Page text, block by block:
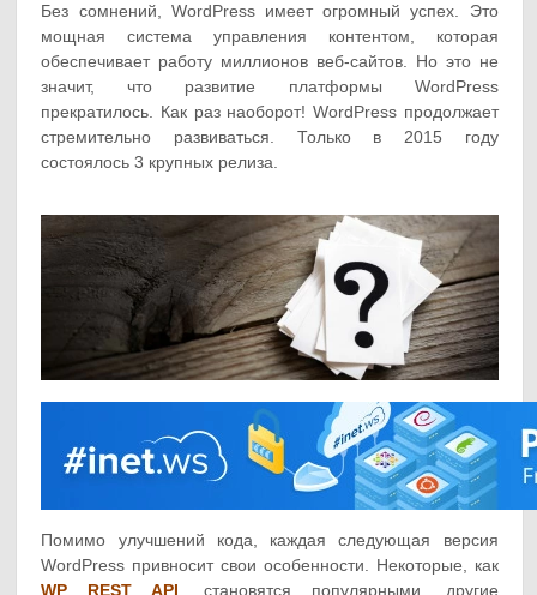
Без сомнений, WordPress имеет огромный успех. Это
мощная система управления контентом, которая
обеспечивает работу миллионов веб-сайтов. Но это не
значит, что развитие платформы WordPress
прекратилось. Как раз наоборот! WordPress продолжает
стремительно развиваться. Только в 2015 году
состоялось 3 крупных релиза.
Помимо улучшений кода, каждая следующая версия
WordPress привносит свои особенности. Некоторые, как
WP REST API , становятся популярными, другие